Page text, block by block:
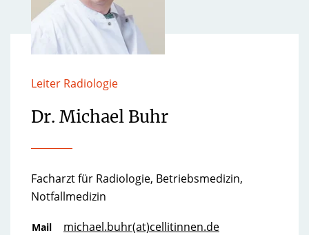
Leiter Radiologie
Dr. Michael Buhr
Facharzt für Radiologie, Betriebsmedizin,
Notfallmedizin
Mail michael.buhr(at)cellitinnen.de